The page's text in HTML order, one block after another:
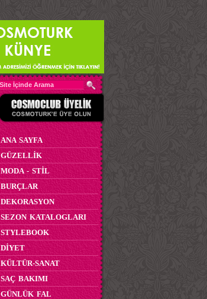
ANA SAYFA
GÜZELLİK
MODA - STİL
BURÇLAR
DEKORASYON
SEZON KATALOGLARI
STYLEBOOK
DİYET
KÜLTÜR-SANAT
SAÇ BAKIMI
GÜNLÜK FAL